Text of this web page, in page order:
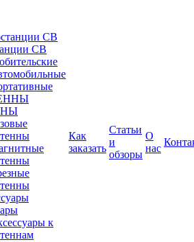
CB
к
Как
заказать
Статьи
и
обзоры
О
нас